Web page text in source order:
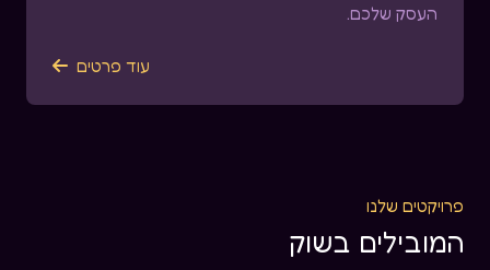
העסק שלכם.
עוד פרטים 
פרויקטים שלנו
המובילים בשוק